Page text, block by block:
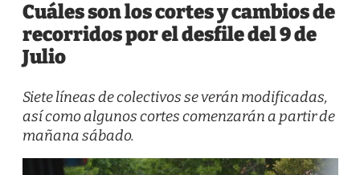
Cuáles son los cortes y cambios de
recorridos por el desfile del 9 de
Julio
Siete líneas de colectivos se verán modificadas,
así como algunos cortes comenzarán a partir de
mañana sábado.